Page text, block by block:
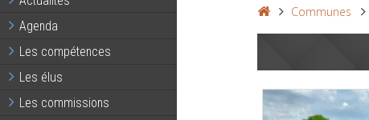
Agenda
Les compétences
Les élus
Les commissions
Communes